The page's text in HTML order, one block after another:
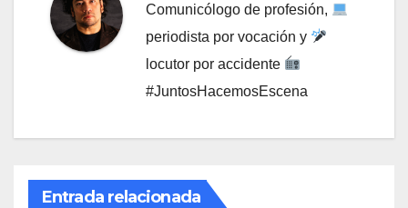
Comunicólogo de profesión,
periodista por vocación y
locutor por accidente
#JuntosHacemosEscena
Entrada relacionada